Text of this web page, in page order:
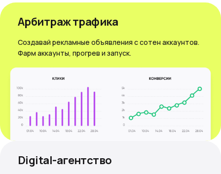
Арбитраж трафика
Создавай рекламные объявления с сотен аккаунтов.
Фарм аккаунты, прогрев и запуск.
Digital-агентство